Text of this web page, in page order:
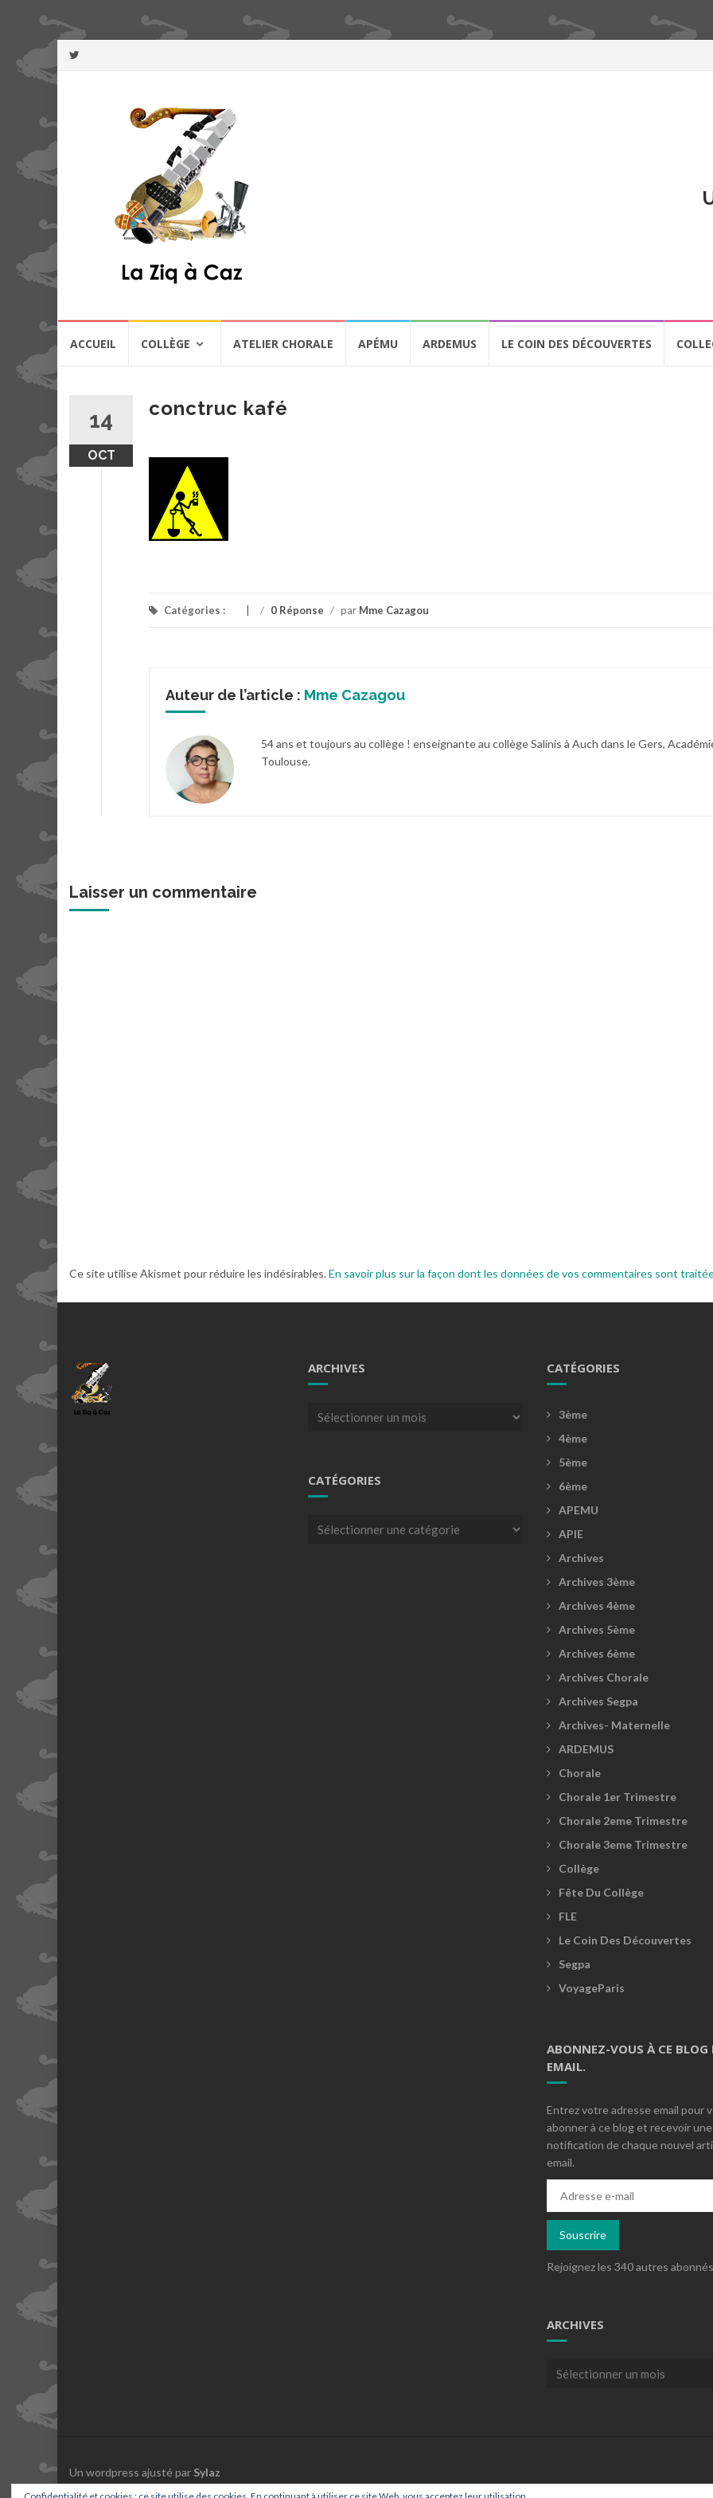
ACCUEIL COLLÈGE ATELIER CHORALE APÉMU ARDEMUS LE COIN DES DÉCOUVERTES
14
OCT
conctruc kafé
Catégories : / 0 Réponse / par Mme Cazagou
Auteur de l’article : Mme Cazagou
54 ans et toujours au collège ! enseignante au collège Salinis à Auch dans le Gers,
Toulouse.
Laisser un commentaire
Ce site utilise Akismet pour réduire les indésirables.En savoir plus sur la façon dont les données de vos commentaires sont
ARCHIVES
Archives
CATÉGORIES
Catégories
CATÉGORIES
3ème
4ème
5ème
6ème
APEMU
APIE
Archives
Archives 3ème
Archives 4ème
Archives 5ème
Archives 6ème
Archives Chorale
Archives Segpa
Archives- Maternelle
ARDEMUS
Chorale
Chorale 1er Trimestre
Chorale 2eme Trimestre
Chorale 3eme Trimestre
Collège
Fête Du Collège
FLE
Le Coin Des Découvertes
Segpa
VoyageParis
ABONNEZ-VOUS À CE BLOG
EMAIL.
Entrez votre adresse email pour
abonner à ce blog et recevoir une
notification de chaque nouvel
email.
mail
Souscrire
Rejoignez les 340 autres abonnés
ARCHIVES
Archives
Un wordpress ajusté par Sylaz